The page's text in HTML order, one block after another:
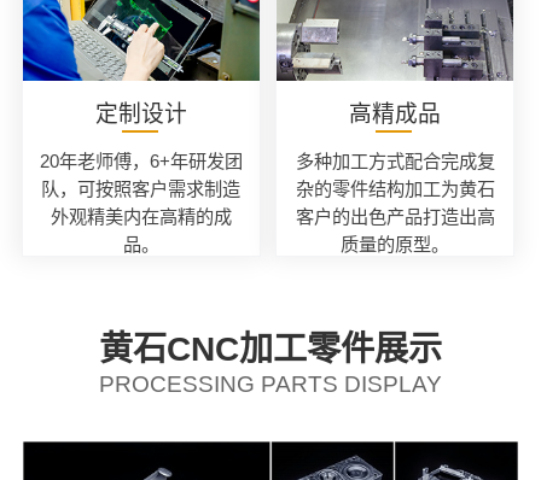
定制设计
20年老师傅，6+年研发团
队，可按照客户需求制造
外观精美内在高精的成
品。
高精成品
多种加工方式配合完成复
杂的零件结构加工为黄石
客户的出色产品打造出高
质量的原型。
黄石CNC加工零件展示
PROCESSING PARTS DISPLAY